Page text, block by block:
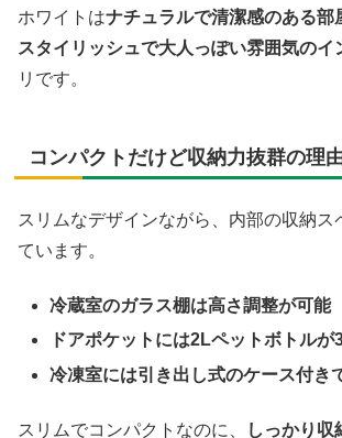
ホワイトはナチュラルで清潔感のある部
スタイリッシュで大人っぽい雰囲気のイ
リです。
コンパクトだけど収納力抜群の理
スリムなデザインながら、内部の収納ス
ています。
冷蔵室のガラス棚は高さ調整が可能
ドアポケットには2Lペットボトルが
冷凍室には引き出し式のケース付き
スリムでコンパクトなのに、 しっかり収